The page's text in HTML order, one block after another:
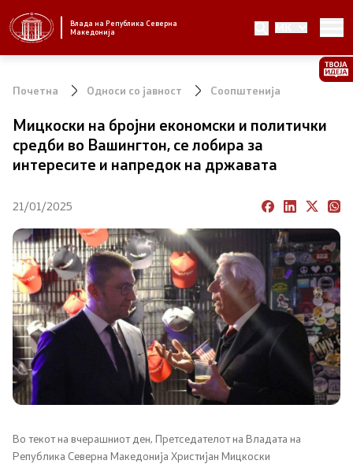
Влада на Република Северна
Македонија
MK
Стратешки приоритети и програма
Завршени планови
Национални стратегии
Влада
Претседател на Владата
Канцеларија на Претседателот на Владата
Заменици на Претседателот на Владата
Состав на Владата
Почетна Односи со јавност Соопштенија
Мицкоски на бројни економски и политички
средби во Вашингтон, се лобира за
интересите и напредок на државата
21/01/2025
Во текот на вчерашниот ден, Претседателот на Владата на
Република Северна Македонија Христијан Мицкоски